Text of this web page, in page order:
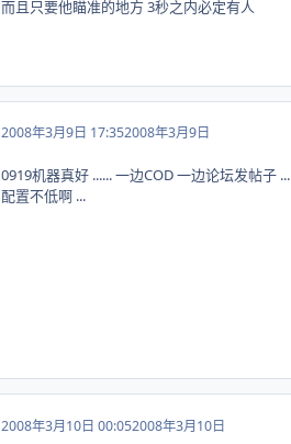
而且只要他瞄准的地方 3秒之内必定有人
2008年3月9日 17:352008年3月9日
0919机器真好 ...... 一边COD 一边论坛发帖子
配置不低啊 ...
2008年3月10日 00:052008年3月10日